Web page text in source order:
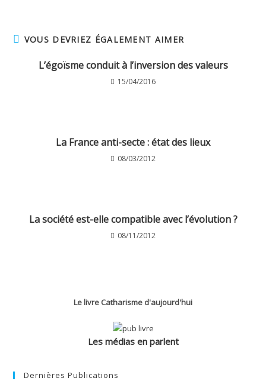
VOUS DEVRIEZ ÉGALEMENT AIMER
L’égoïsme conduit à l’inversion des valeurs
15/04/2016
La France anti-secte : état des lieux
08/03/2012
La société est-elle compatible avec l’évolution ?
08/11/2012
Le livre Catharisme d'aujourd'hui
Les médias en parlent
Dernières Publications